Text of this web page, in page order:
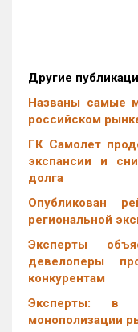
Другие
Названы самые
российском
ГК Самолет
экспансии и
долга
Опубликован
региональной
Эксперты
девелоперы
конкурентам
Эксперты: в
монополизации